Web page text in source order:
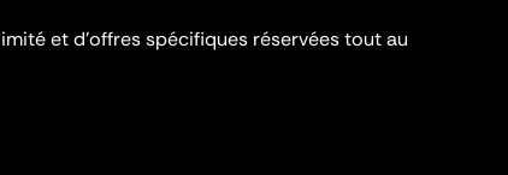
et d’offres spécifiques réservées tout au